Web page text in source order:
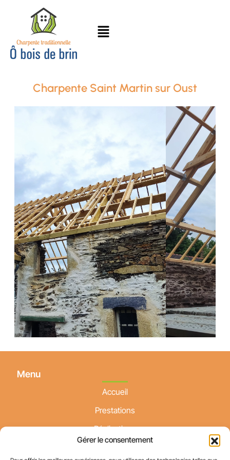
Gérer le consentement
Charpente Saint Martin sur Oust
Menu
Accueil
Prestations
Réalisations